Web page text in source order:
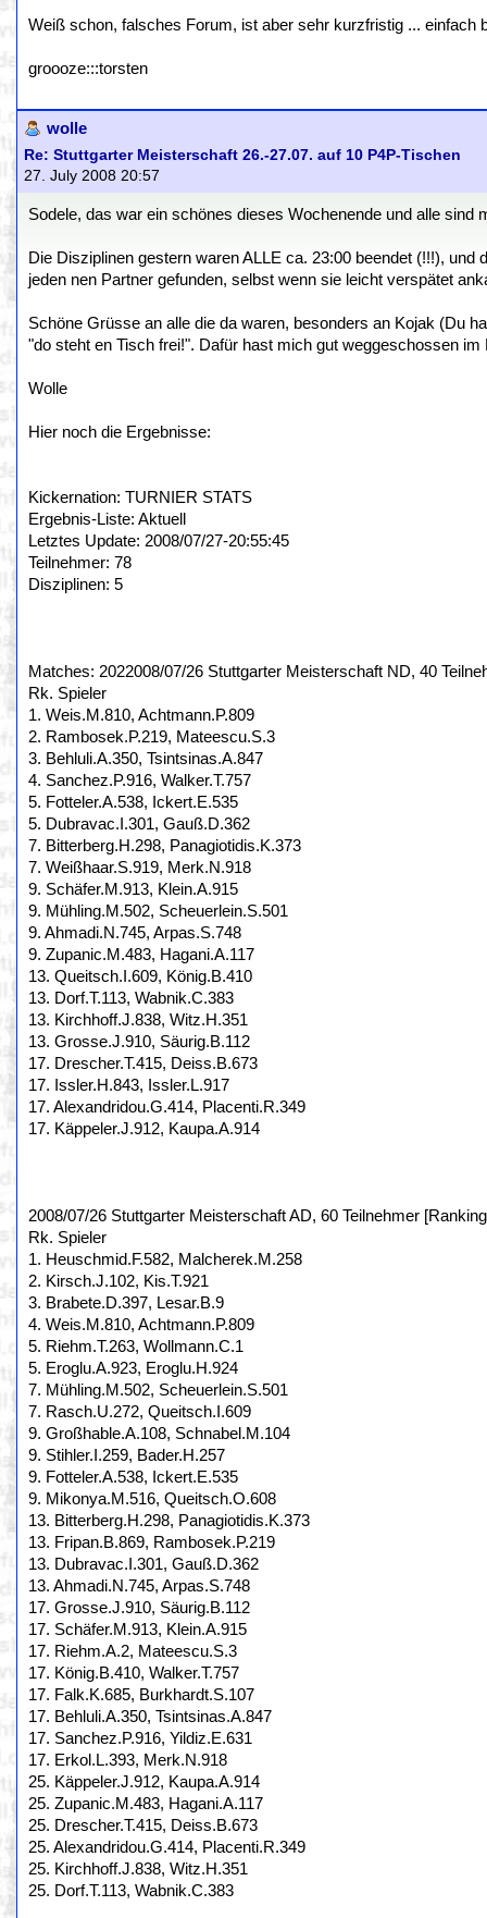
Weiß schon, falsches Forum, ist aber sehr kurzfristig ... einfach
groooze:::torsten
wolle
Re: Stuttgarter Meisterschaft 26.-27.07. auf 10 P4P-Tischen
27. July 2008 20:57
Sodele, das war ein schönes dieses Wochenende und alle
Die Disziplinen gestern waren ALLE ca. 23:00 beendet (!!!),
jeden nen Partner gefunden, selbst wenn sie leicht verspätet
Schöne Grüsse an alle die da waren, besonders an Kojak (Du
"do steht en Tisch frei!". Dafür hast mich gut weggeschossen im
Wolle
Hier noch die Ergebnisse:
Kickernation: TURNIER STATS
Ergebnis-Liste: Aktuell
Letztes Update: 2008/07/27-20:55:45
Teilnehmer: 78
Disziplinen: 5
Matches: 2022008/07/26 Stuttgarter Meisterschaft ND, 40
Rk. Spieler
1. Weis.M.810, Achtmann.P.809
2. Rambosek.P.219, Mateescu.S.3
3. Behluli.A.350, Tsintsinas.A.847
4. Sanchez.P.916, Walker.T.757
5. Fotteler.A.538, Ickert.E.535
5. Dubravac.I.301, Gauß.D.362
7. Bitterberg.H.298, Panagiotidis.K.373
7. Weißhaar.S.919, Merk.N.918
9. Schäfer.M.913, Klein.A.915
9. Mühling.M.502, Scheuerlein.S.501
9. Ahmadi.N.745, Arpas.S.748
9. Zupanic.M.483, Hagani.A.117
13. Queitsch.I.609, König.B.410
13. Dorf.T.113, Wabnik.C.383
13. Kirchhoff.J.838, Witz.H.351
13. Grosse.J.910, Säurig.B.112
17. Drescher.T.415, Deiss.B.673
17. Issler.H.843, Issler.L.917
17. Alexandridou.G.414, Placenti.R.349
17. Käppeler.J.912, Kaupa.A.914
2008/07/26 Stuttgarter Meisterschaft AD, 60 Teilnehmer
Rk. Spieler
1. Heuschmid.F.582, Malcherek.M.258
2. Kirsch.J.102, Kis.T.921
3. Brabete.D.397, Lesar.B.9
4. Weis.M.810, Achtmann.P.809
5. Riehm.T.263, Wollmann.C.1
5. Eroglu.A.923, Eroglu.H.924
7. Mühling.M.502, Scheuerlein.S.501
7. Rasch.U.272, Queitsch.I.609
9. Großhable.A.108, Schnabel.M.104
9. Stihler.I.259, Bader.H.257
9. Fotteler.A.538, Ickert.E.535
9. Mikonya.M.516, Queitsch.O.608
13. Bitterberg.H.298, Panagiotidis.K.373
13. Fripan.B.869, Rambosek.P.219
13. Dubravac.I.301, Gauß.D.362
13. Ahmadi.N.745, Arpas.S.748
17. Grosse.J.910, Säurig.B.112
17. Schäfer.M.913, Klein.A.915
17. Riehm.A.2, Mateescu.S.3
17. König.B.410, Walker.T.757
17. Falk.K.685, Burkhardt.S.107
17. Behluli.A.350, Tsintsinas.A.847
17. Sanchez.P.916, Yildiz.E.631
17. Erkol.L.393, Merk.N.918
25. Käppeler.J.912, Kaupa.A.914
25. Zupanic.M.483, Hagani.A.117
25. Drescher.T.415, Deiss.B.673
25. Alexandridou.G.414, Placenti.R.349
25. Kirchhoff.J.838, Witz.H.351
25. Dorf.T.113, Wabnik.C.383